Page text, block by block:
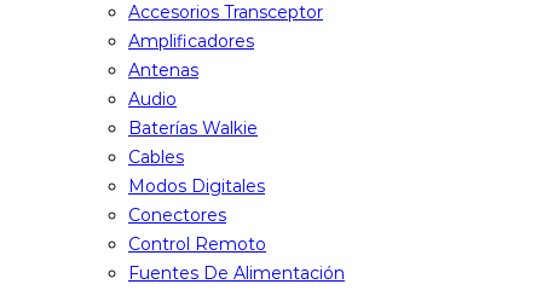
Accesorios Transceptor
Amplificadores
Antenas
Audio
Baterías Walkie
Cables
Modos Digitales
Conectores
Control Remoto
Fuentes De Alimentación